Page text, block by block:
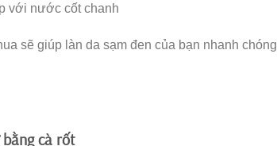
với nước cốt chanh
sẽ giúp làn da sạm đen của bạn nhanh chóng
cà rốt